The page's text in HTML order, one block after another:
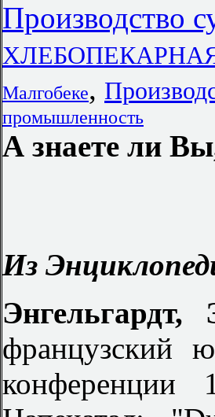
Производство
Малгобеке,
промышленность
А знаете ли
Из
Энгельгардт,
французский
конференции